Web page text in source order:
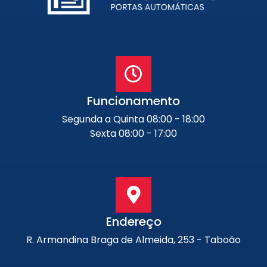
Funcionamento
Segunda a Quinta 08:00 - 18:00
Sexta 08:00 - 17:00
Endereço
R. Armandina Braga de Almeida, 253 - Taboão